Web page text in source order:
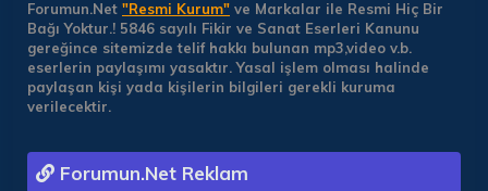
Forumun.Net "Resmi Kurum" ve Markalar ile Resmi Hiç Bir
Bağı Yoktur.! 5846 sayılı Fikir ve Sanat Eserleri Kanunu
gereğince sitemizde telif hakkı bulunan mp3,video v.b.
eserlerin paylaşımı yasaktır. Yasal işlem olması halinde
paylaşan kişi yada kişilerin bilgileri gerekli kuruma
verilecektir.
Forumun.Net Reklam